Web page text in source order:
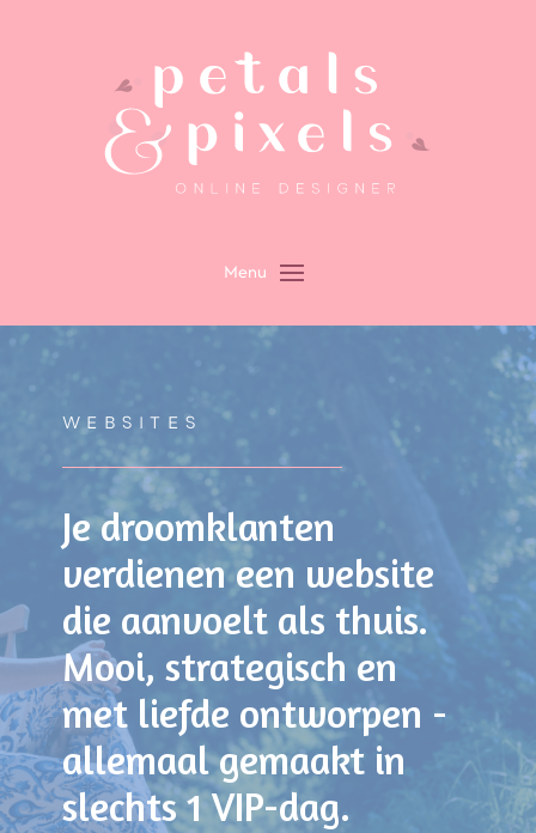
Je droomklanten
verdienen een website
die aanvoelt als thuis.
Mooi, strategisch en
met liefde ontworpen -
allemaal gemaakt in
slechts 1 VIP-dag.
WEBSITES